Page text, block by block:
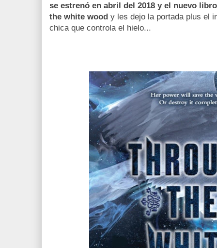
se estrenó en abril del 2018 y el nuevo
the white wood y les dejo la portada plus el
chica que controla el hielo...